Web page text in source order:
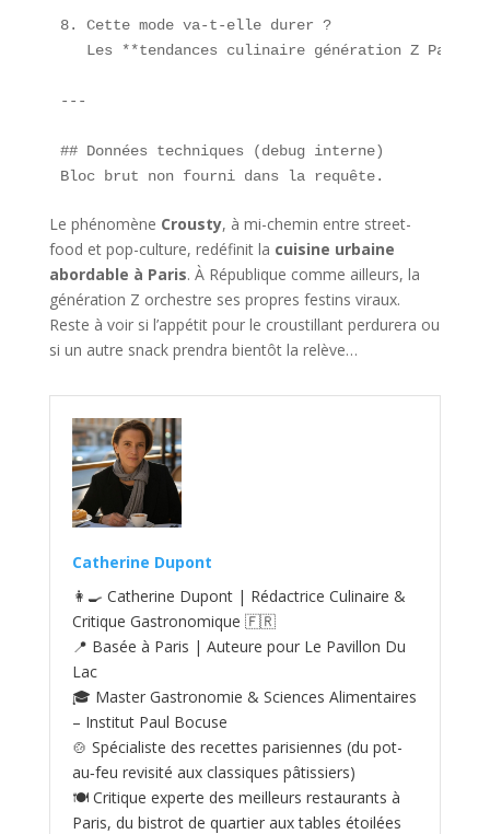
8. Cette mode va-t-elle durer ?
Les **tendances culinaire génération Z
---
## Données techniques (debug interne)
Bloc brut non fourni dans la requête.
Le phénomène Crousty, à mi-chemin entre street-
food et pop-culture, redéfinit la cuisine urbaine
abordable à Paris. À République comme ailleurs, la
génération Z orchestre ses propres festins viraux.
Reste à voir si l’appétit pour le croustillant perdurera ou
si un autre snack prendra bientôt la relève…
Catherine Dupont
👩‍🍳 Catherine Dupont | Rédactrice Culinaire &
Critique Gastronomique 🇫🇷
📍 Basée à Paris | Auteure pour Le Pavillon Du
Lac
🎓 Master Gastronomie & Sciences Alimentaires
– Institut Paul Bocuse
🍲 Spécialiste des recettes parisiennes (du pot-
au‑feu revisité aux classiques pâtissiers)
🍽️ Critique experte des meilleurs restaurants à
Paris, du bistrot de quartier aux tables étoilées